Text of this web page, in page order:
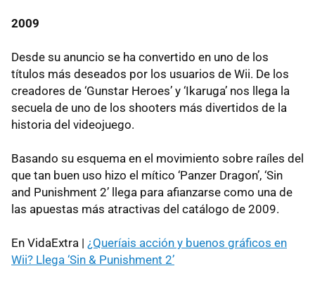
2009
Desde su anuncio se ha convertido en uno de los
títulos más deseados por los usuarios de Wii. De los
creadores de ‘Gunstar Heroes’ y ‘Ikaruga’ nos llega la
secuela de uno de los shooters más divertidos de la
historia del videojuego.
Basando su esquema en el movimiento sobre raíles del
que tan buen uso hizo el mítico ‘Panzer Dragon’, ‘Sin
and Punishment 2’ llega para afianzarse como una de
las apuestas más atractivas del catálogo de 2009.
En VidaExtra | ¿Queríais acción y buenos gráficos en
Wii? Llega ‘Sin & Punishment 2’